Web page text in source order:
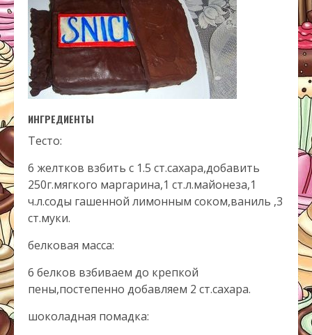
ИНГРЕДИЕНТЫ
Тесто:
6 желтков взбить с 1.5 ст.сахара,добавить
250г.мягкого маргарина,1 ст.л.майонеза,1
ч.л.соды гашенной лимонным соком,ваниль ,3
ст.муки.
белковая масса:
6 белков взбиваем до крепкой
пены,постепенно добавляем 2 ст.сахара.
шоколадная помадка: